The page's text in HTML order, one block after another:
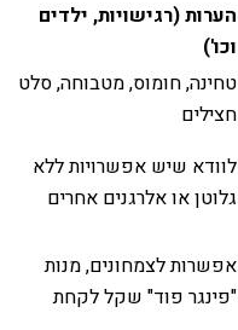
הערות (רגישויות, ילדים
וכו')
טחינה, חומוס, מטבוחה, סלט
חצילים
לוודא שיש אפשרויות ללא
גלוטן או אלרגנים אחרים
אפשרות לצמחונים, מנות
"פינגר פוד" שקל לקחת